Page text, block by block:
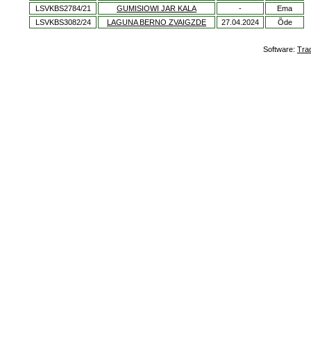
LSVKBS2784/21
GUMISIOWI JAR KALA -
Ema
LSVKBS3082/24
LAGUNA BERNO ZVAIGZDE 27.04.2024 Õde
Software: